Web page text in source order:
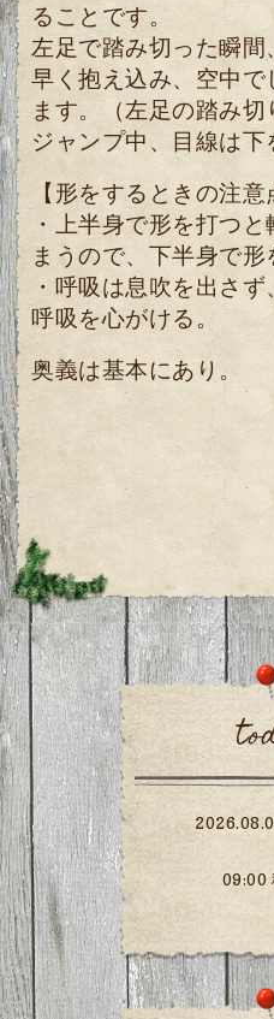
ることです。
左足で踏み切った瞬
早く抱え込み、 空中で
ます。
（左足の踏み
ジャンプ中、目線は下
【形をするときの注意
・上半身で形を打つ
まうので、下半身で形
・呼吸は息吹を出さ
呼吸を心がける。
奥義は基本にあり。
09:00